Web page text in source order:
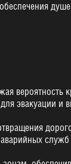
вероятность
эвакуации и
служб